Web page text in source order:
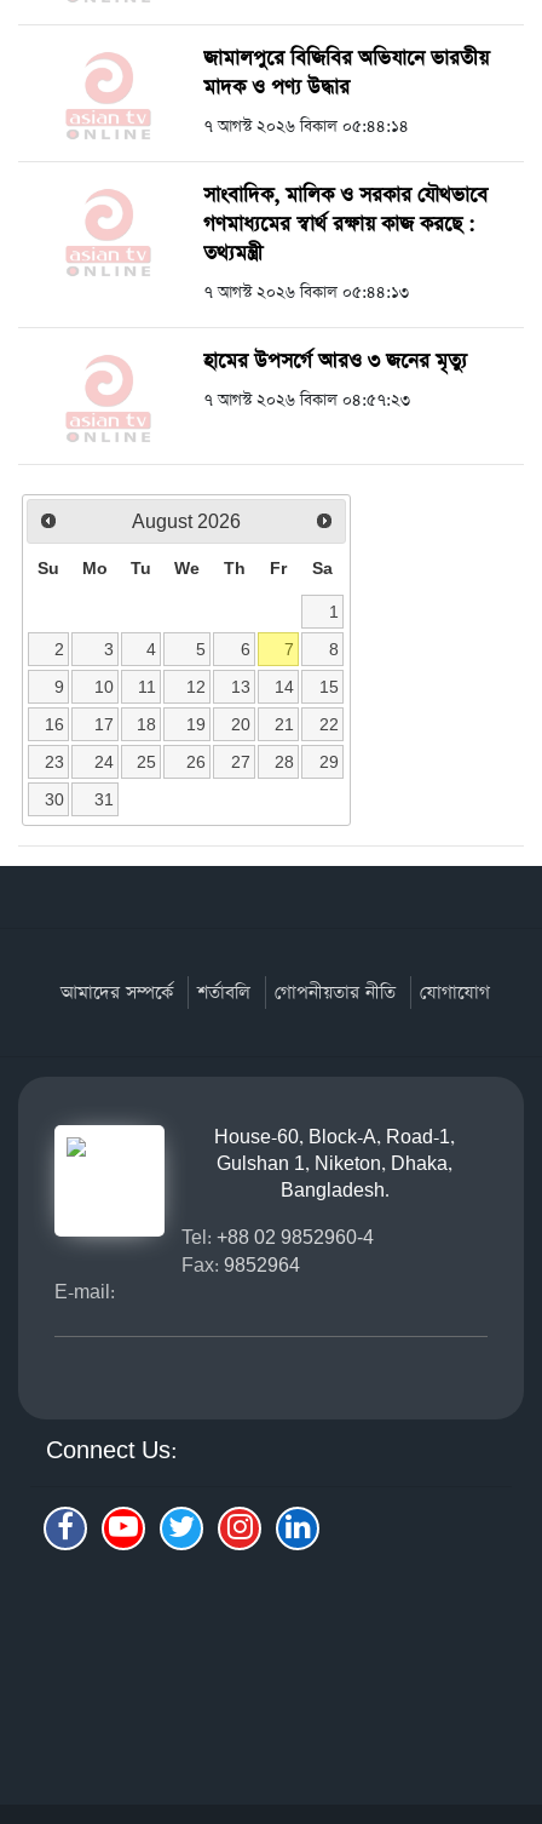
জামালপুরে বিজিবির অভিযানে ভারতীয়
মাদক ও পণ্য উদ্ধার
৭ আগস্ট ২০২৬ বিকাল ০৫:৪৪:১৪
সাংবাদিক, মালিক ও সরকার যৌথভাবে
গণমাধ্যমের স্বার্থ রক্ষায় কাজ করছে :
তথ্যমন্ত্রী
৭ আগস্ট ২০২৬ বিকাল ০৫:৪৪:১৩
হামের উপসর্গে আরও ৩ জনের মৃত্যু
৭ আগস্ট ২০২৬ বিকাল ০৪:৫৭:২৩
August 2026
Su Mo Tu We Th Fr Sa
1
2
3 4 5 6 7
8
9
10 11 12 13 14
15
16
17 18 19 20 21
22
23
24 25 26 27 28
29
30
31
আমাদের সম্পর্কে শর্তাবলি গোপনীয়তার নীতি যোগাযোগ
House-60, Block-A, Road-1,
Gulshan 1, Niketon, Dhaka,
Bangladesh.
Tel: +88 02 9852960-4
Fax: 9852964
E-mail:
Connect Us: